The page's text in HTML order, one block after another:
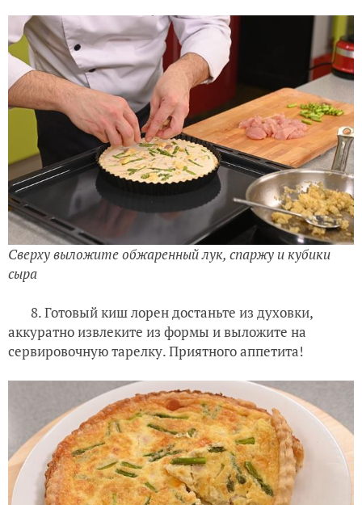
Сверху выложите обжаренный лук, спаржу и кубики
сыра
8. Готовый киш лорен достаньте из духовки,
аккуратно извлеките из формы и выложите на
сервировочную тарелку. Приятного аппетита!